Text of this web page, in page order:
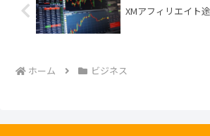
XMアフィリエイト
ホーム ビジネス